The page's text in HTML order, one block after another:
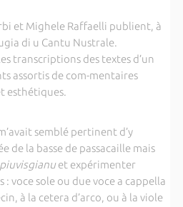
et Mighele Raffaelli publient, à
di u Cantu Nustrale.
transcriptions des textes d’un
assortis de com-mentaires
esthétiques.
semblé pertinent d’y
de la basse de passacaille mais
piuvisgianuet expérimenter
voce sole ou due voce a cappella
à la cetera d’arco, ou à la viole